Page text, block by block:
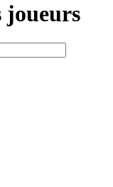
joueurs